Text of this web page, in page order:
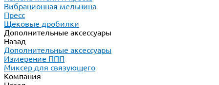
Вибрационная мельница
Пресс
Щековые дробилки
Дополнительные аксессуары
Назад
Дополнительные аксессуары
Измерение ППП
Миксер для связующего
Компания